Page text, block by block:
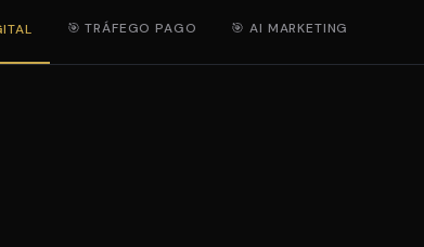
🎯 TRÁFEGO PAGO 🎯 AI MARKETING